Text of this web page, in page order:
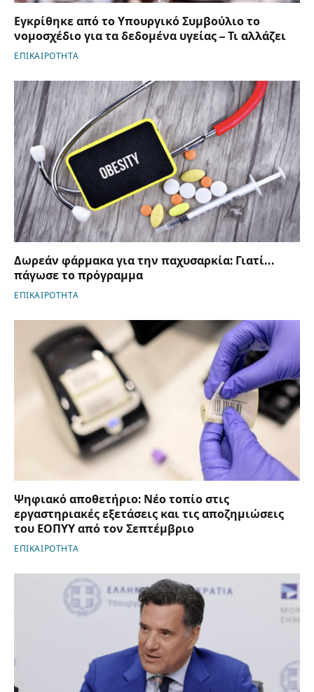
Εγκρίθηκε από το Υπουργικό Συμβούλιο το
νομοσχέδιο για τα δεδομένα υγείας – Τι αλλάζει
ΕΠΙΚΑΙΡΟΤΗΤΑ
Δωρεάν φάρμακα για την παχυσαρκία: Γιατί…
πάγωσε το πρόγραμμα
ΕΠΙΚΑΙΡΟΤΗΤΑ
Ψηφιακό αποθετήριο: Νέο τοπίο στις
εργαστηριακές εξετάσεις και τις αποζημιώσεις
του ΕΟΠΥΥ από τον Σεπτέμβριο
ΕΠΙΚΑΙΡΟΤΗΤΑ